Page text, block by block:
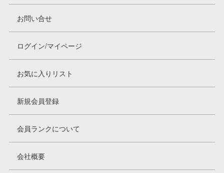
お問い合せ
ログイン/マイページ
お気に入りリスト
新規会員登録
会員ランクについて
会社概要